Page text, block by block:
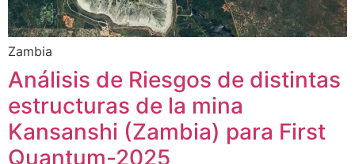
Zambia
Análisis de Riesgos de distintas
estructuras de la mina
Kansanshi (Zambia) para First
Quantum-2025